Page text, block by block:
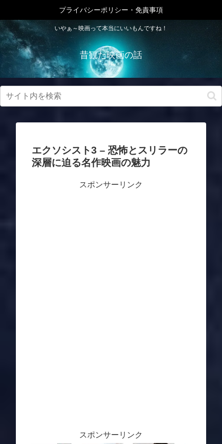
いやぁ～映画って本当にいいもんですね！
昔観た映画の話
プライバシーポリシー・免責事項
エクソシスト3 – 恐怖とスリラーの
深層に迫る名作映画の魅力
スポンサーリンク
スポンサーリンク